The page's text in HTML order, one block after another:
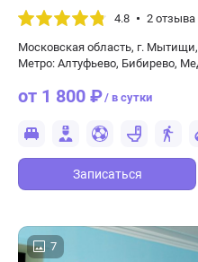
4.8 2 отзыва
Московская область, г.
Метро: Алтуфьево, Бибирево,
от 1 800 ₽/ в сутки
Записаться
7